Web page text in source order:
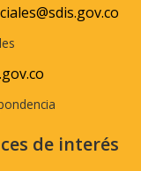
de interés